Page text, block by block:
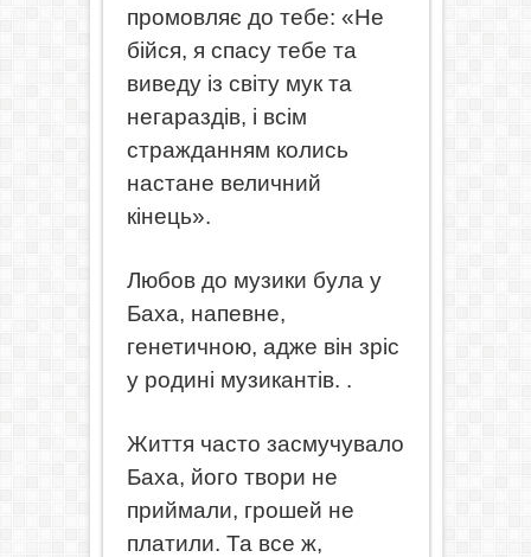
промовляє до тебе: «Не
бійся, я спасу тебе та
виведу із світу мук та
негараздів, і всім
стражданням колись
настане величний
кінець».
Любов до музики була у
Баха, напевне,
генетичною, адже він зріс
у родині музикантів. .
Життя часто засмучувало
Баха, його твори не
приймали, грошей не
платили. Та все ж,